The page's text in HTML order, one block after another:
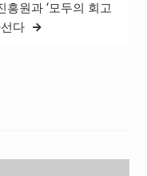
원과 ‘모두의 회고
다